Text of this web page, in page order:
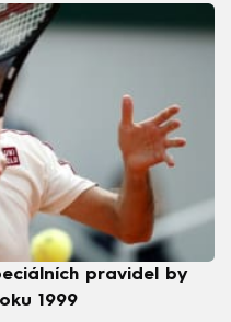
pravidel by
1999